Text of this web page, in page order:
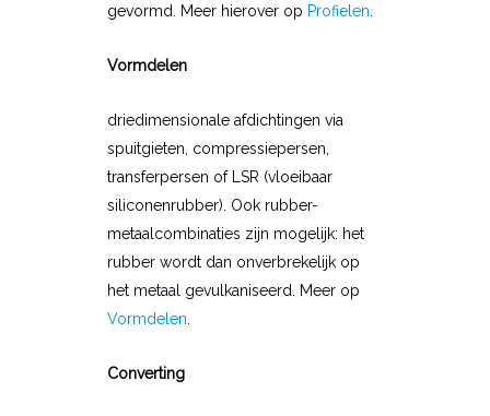
gevormd. Meer hierover op Profielen
Vormdelen
driedimensionale afdichtingen via
spuitgieten, compressiepersen,
transferpersen of LSR (vloeibaar
siliconenrubber). Ook rubber-
metaalcombinaties zijn mogelijk: het
rubber wordt dan onverbrekelijk op
het metaal gevulkaniseerd. Meer op
Vormdelen
Converting